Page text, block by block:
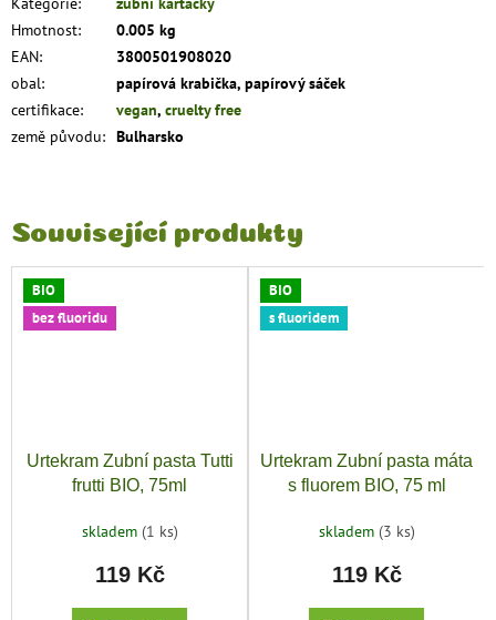
Související produkty
BIO
bez fluoridu
Urtekram Zubní pasta Tutti
frutti BIO, 75ml
skladem (1 ks)
119 Kč
BIO
s fluoridem
Urtekram Zubní pasta máta
s fluorem BIO, 75 ml
skladem (3 ks)
119 Kč
Hmotnost:
0.005 kg
EAN:
3800501908020
obal:
papírová krabička, papírový sáček
certifikace: vegan, cruelty free
země původu: Bulharsko